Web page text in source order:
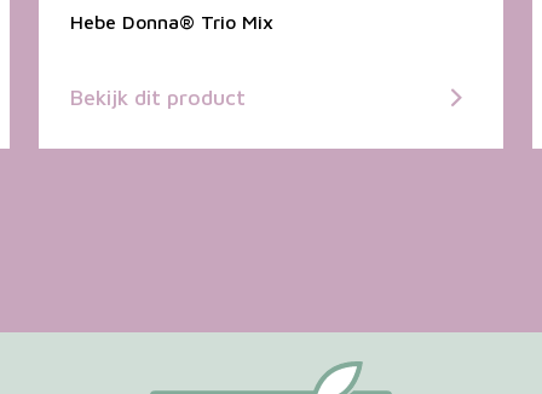
Hebe Donna® Trio Mix
Bekijk dit product